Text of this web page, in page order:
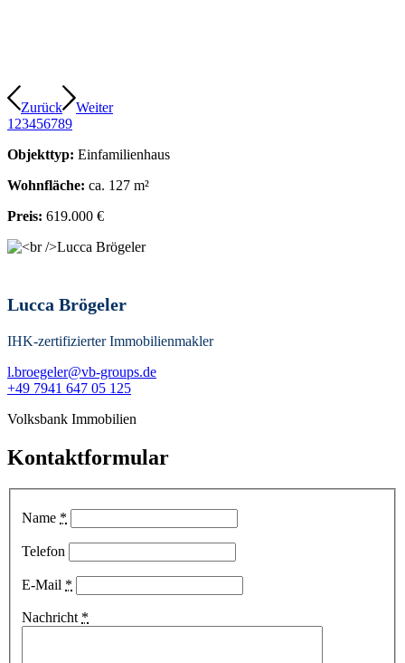
Zurück
Weiter
1 23456789
Objekttyp: Einfamilienhaus
Wohnfläche: ca. 127 m²
Preis: 619.000 €
Lucca Brögeler
IHK-zertifizierter Immobilienmakler
l.broegeler@vb-groups.de
+49 7941 647 05 125
Volksbank Immobilien
Kontaktformular
Name *
Telefon
E-Mail *
Nachricht *